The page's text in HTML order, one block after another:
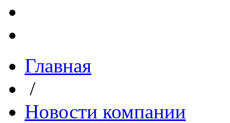
Главная
/
Новости компании